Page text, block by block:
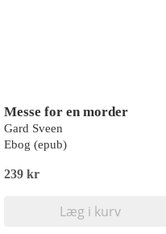
Messe for en morder
Gard Sveen
Ebog (epub)
239 kr
Læg i kurv